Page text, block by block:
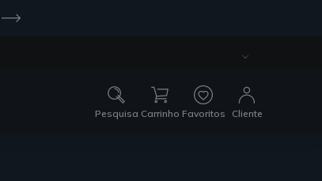
Pesquisa Carrinho Favoritos Cliente